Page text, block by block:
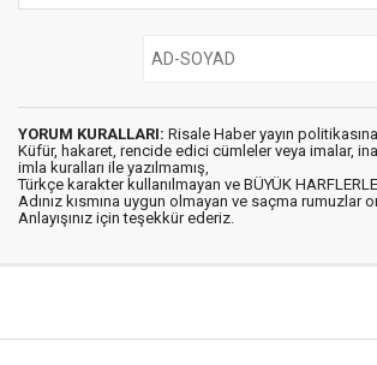
YORUM KURALLARI: Risale Haber yayın
Küfür, hakaret, rencide edici cümleler veya imalar,
imla kuralları ile yazılmamış,
Türkçe karakter kullanılmayan ve BÜYÜK
Adınız kısmına uygun olmayan ve saçma rumuzlar
Anlayışınız için teşekkür ederiz.